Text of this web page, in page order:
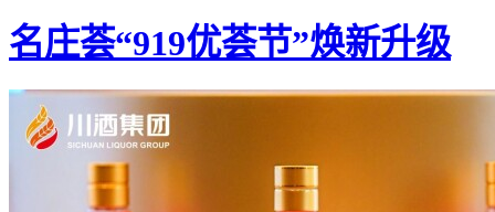
名庄荟“919优荟节”焕新升级